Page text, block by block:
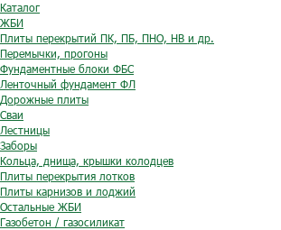
Каталог
ЖБИ
Плиты перекрытий ПК, ПБ, ПНО, НВ и др.
Перемычки, прогоны
Фундаментные блоки ФБС
Ленточный фундамент ФЛ
Дорожные плиты
Сваи
Лестницы
Заборы
Кольца, днища, крышки колодцев
Плиты перекрытия лотков
Плиты карнизов и лоджий
Остальные ЖБИ
Газобетон / газосиликат